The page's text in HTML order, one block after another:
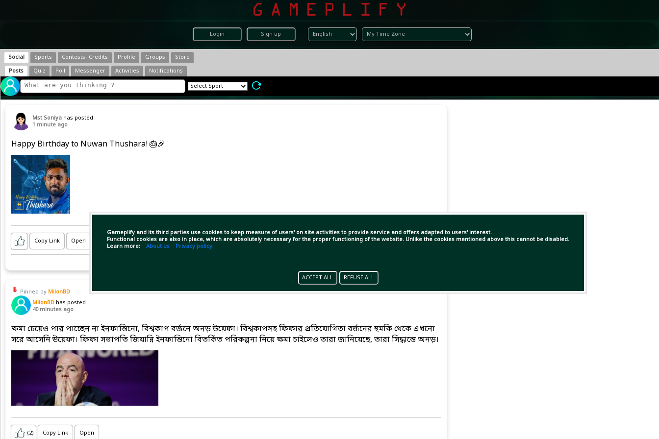
Login Sign up
Gameplify and its third parties use cookies to keep measure of users' on site activities to provide service and offers adapted to users' interest.
Functional cookies are also in place, which are absolutely necessary for the proper functioning of the website. Unlike the cookies mentioned above this cannot be disabled.
Learn more: About us Privacy policy
ACCEPT ALL REFUSE ALL
Social Sports Contests+Credits Profile Groups
Store
Posts
Quiz Poll Messenger Activities Notifications
Mst Soniya has posted
1 minute ago
Happy Birthday to Nuwan Thushara! 🎂🎉
Copy Link Open
Pinned by MilonBD
MilonBD has posted
40 minutes ago
ক্ষমা চেয়েও পার পাচ্ছেন না ইনফান্তিনো, বিশ্বকাপ বর্জনে অনড় উয়েফা। বিশ্বকাপসহ ফিফার প্রতিযোগিতা বর্জনের হুমকি থেকে এখনো
সরে আসেনি উয়েফা। ফিফা সভাপতি জিয়ান্নি ইনফান্তিনো বিতর্কিত পরিকল্পনা নিয়ে ক্ষমা চাইলেও তারা জানিয়েছে, তারা সিদ্ধান্তে অনড়।
(2) Copy Link Open